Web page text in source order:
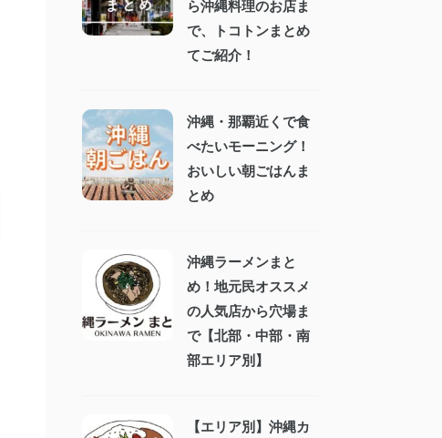
ら沖縄料理のお店ま
で、トコトンまとめ
てご紹介！
沖縄・那覇近くで食
べたいモーニング！
おいしい朝ごはんま
とめ
沖縄ラーメンまと
め！地元民オススメ
の人気店から穴場ま
で【北部・中部・南
部エリア別】
【エリア別】沖縄カ